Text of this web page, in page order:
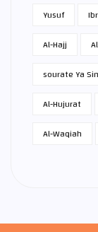
Yusuf
Al-Hajj
sourate Ya Sin
Al-Hujurat
Al-Waqiah